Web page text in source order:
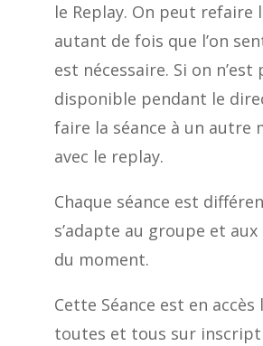
le Replay. On peut refaire
autant de fois que l’on
est nécessaire. Si on n’est
disponible pendant le
faire la séance à un autre
avec le replay.
Chaque séance est
s’adapte au groupe et
du moment.
Cette Séance est en
toutes et tous sur